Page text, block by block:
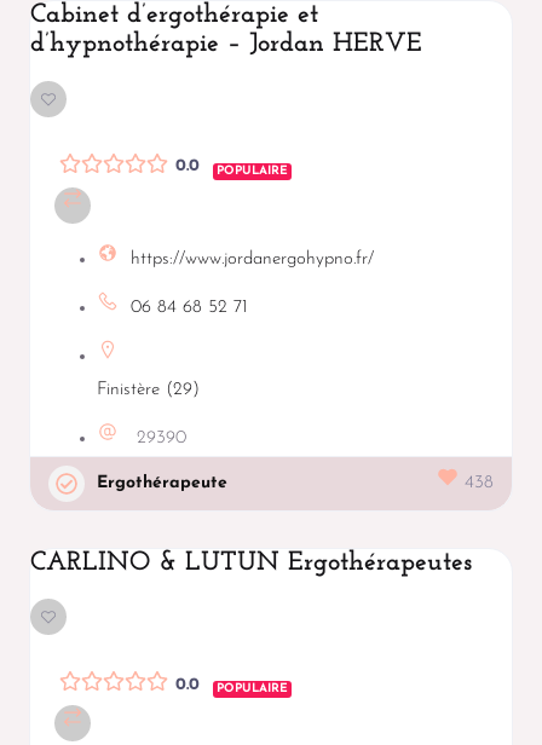
Cabinet d’ergothérapie et
d’hypnothérapie – Jordan HERVE
0.0 POPULAIRE
https://www.jordanergohypno.fr/
06 84 68 52 71
Finistère (29)
29390
Ergothérapeute 438
CARLINO & LUTUN Ergothérapeutes
0.0 POPULAIRE